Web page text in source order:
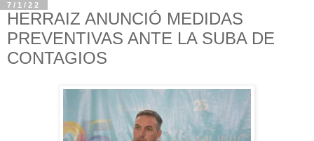
7/1/22
HERRAIZ ANUNCIÓ MEDIDAS
PREVENTIVAS ANTE LA SUBA DE
CONTAGIOS